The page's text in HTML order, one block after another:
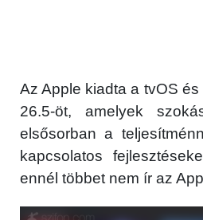
Az Apple kiadta a tvOS
26.5-öt, amelyek
elsősorban a
kapcsolatos
ennél többet nem ír az